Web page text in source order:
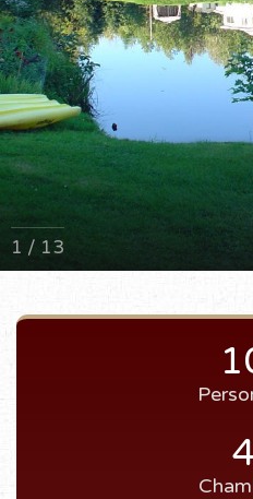
1 / 13